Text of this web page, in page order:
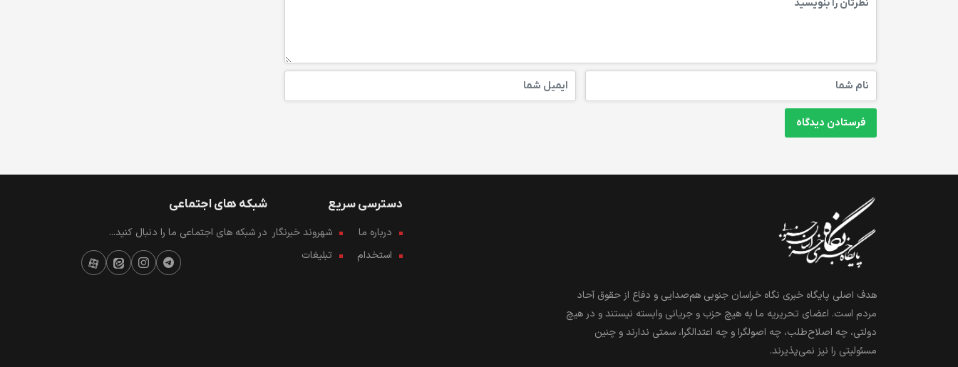
هدف اصلی پایگاه خبری نگاه خراسان جنوبی هم‌صدایی و دفاع از حقوق آحاد
مردم است. اعضای تحریریه ما به هیچ حزب و جریانی وابسته نیستند و در هیچ
دولتی، چه اصلاح‌طلب، چه اصولگرا و چه اعتدالگرا، سمتی ندارند و چنین
مسئولیتی را نیز نمی‌پذیرند.
دسترسی سریع
درباره ما
شهروند خبرنگار
استخدام
تبلیغات
شبکه های اجتماعی
در شبکه های اجتماعی ما را دنبال کنید...